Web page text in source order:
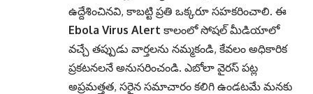
ఉద్దేశించినవి, కాబట్టి ప్రతి ఒక్కరూ సహకరించాలి. ఈ
Ebola Virus Alert కాలంలో సోషల్ మీడియాలో
వచ్చే తప్పుడు వార్తలను నమ్మకండి, కేవలం అధికారిక
ప్రకటనలనే అనుసరించండి. ఎబోలా వైరస్ పట్ల
అప్రమత్తత, సరైన సమాచారం కలిగి ఉండటమే మనకు